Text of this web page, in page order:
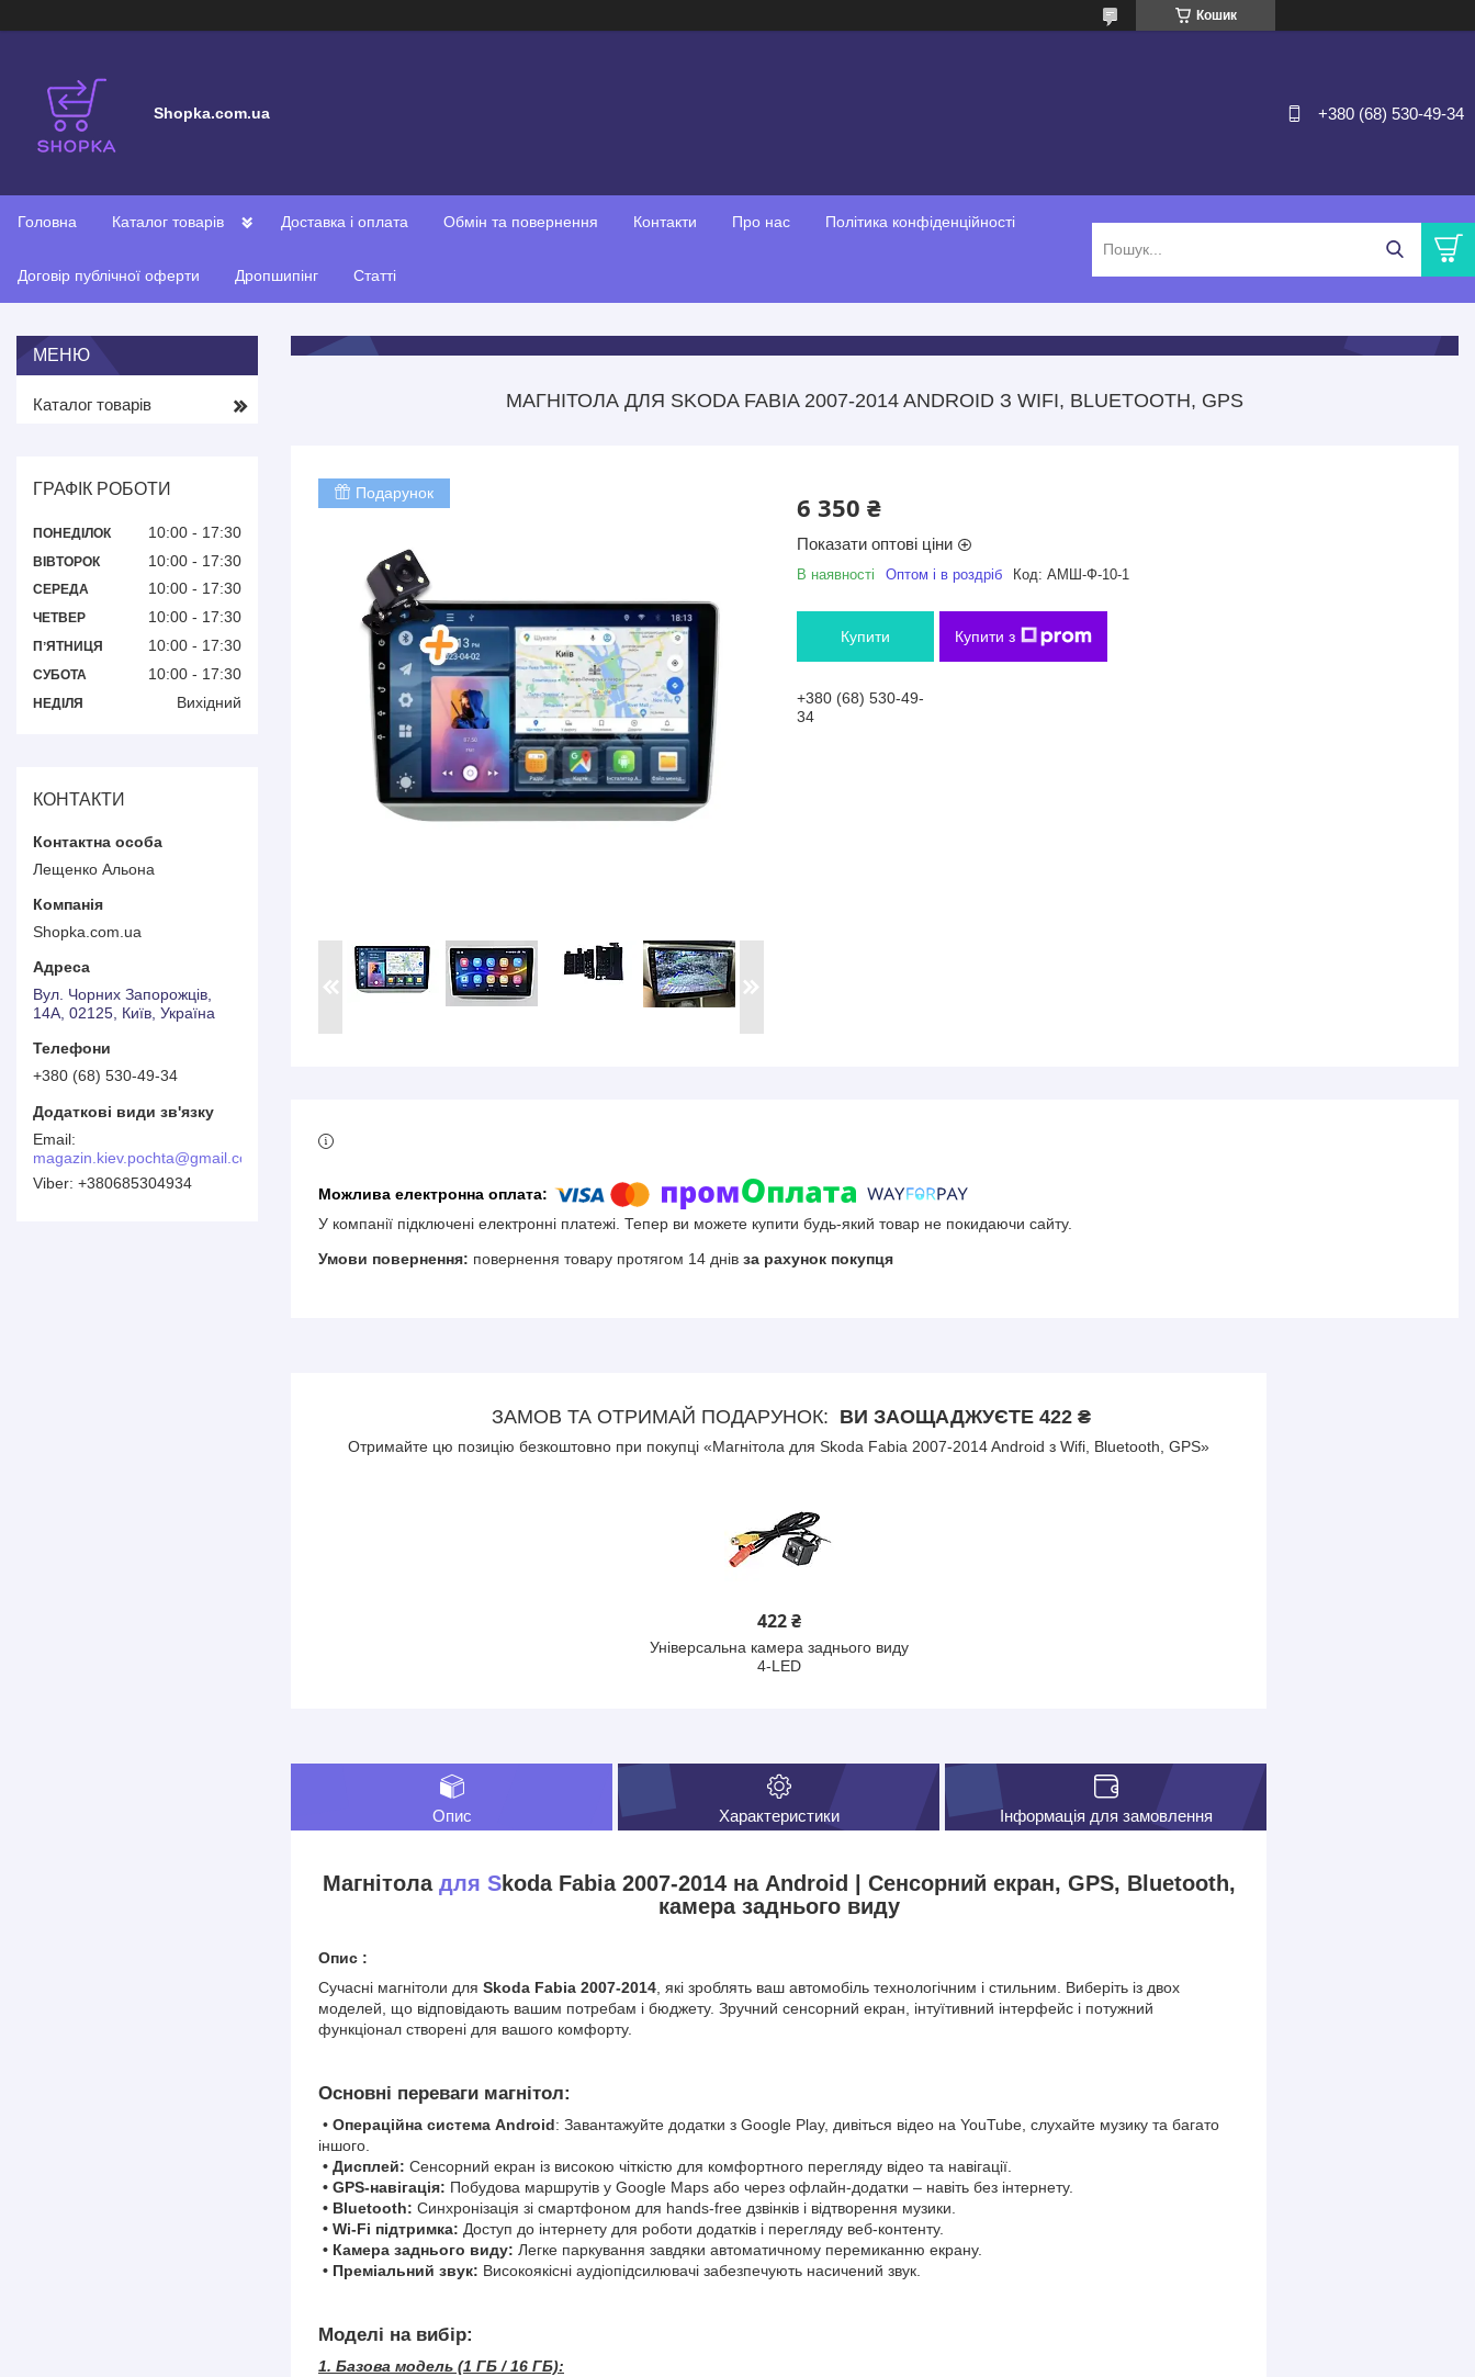
Кошик
Shopka.com.ua +380 (68) 530-49-34
Головна Каталог товарів Доставка і оплата Обмін та повернення Контакти Про нас Політика конфіденційності
Договір публічної оферти Дропшипінг Статті
МАГНІТОЛА ДЛЯ SKODA FABIA 2007-2014 ANDROID З WIFI, BLUETOOTH, GPS
Подарунок 6 350 ₴
Показати оптові ціни
В наявності Оптом і в роздріб Код: АМШ-Ф-10-1
Купити Купити з
+380 (68) 530-49-
34
У компанії підключені електронні платежі. Тепер ви можете купити будь-який товар не покидаючи сайту.
повернення товару протягом 14 днів за рахунок покупця
ЗАМОВ ТА ОТРИМАЙ ПОДАРУНОК ВИ ЗАОЩАДЖУЄТЕ 422 ₴
Отримайте цю позицію безкоштовно при покупці «Магнітола для Skoda Fabia 2007-2014 Android з Wifi, Bluetooth, GPS»
422 ₴
Універсальна камера заднього виду
4-LED
Опис Характеристики Інформація для замовлення
Магнітола для Skoda Fabia 2007-2014 на Android | Сенсорний екран, GPS, Bluetooth,
камера заднього виду
Опис :
Сучасні магнітоли для Skoda Fabia 2007-2014 , які зроблять ваш автомобіль технологічним і стильним. Виберіть із двох
моделей, що відповідають вашим потребам і бюджету. Зручний сенсорний екран, інтуїтивний інтерфейс і потужний
функціонал створені для вашого комфорту.
Основні переваги магнітол:
• Операційна система Android: Завантажуйте додатки з Google Play, дивіться відео на YouTube, слухайте музику та багато
іншого.
• Дисплей: Сенсорний екран із високою чіткістю для комфортного перегляду відео та навігації.
• GPS-навігація: Побудова маршрутів у Google Maps або через офлайн-додатки – навіть без інтернету.
• Bluetooth: Синхронізація зі смартфоном для hands-free дзвінків і відтворення музики.
• Wi-Fi підтримка: Доступ до інтернету для роботи додатків і перегляду веб-контенту.
• Камера заднього виду: Легке паркування завдяки автоматичному перемиканню екрану.
• Преміальний звук: Високоякісні аудіопідсилювачі забезпечують насичений звук.
Моделі на вибір:
1. Базова модель (1 ГБ / 16 ГБ):
Каталог товарів
ГРАФІК РОБОТИ
ПОНЕДІЛОК 10:00 17:30
ВІВТОРОК 10:00 17:30
СЕРЕДА 10:00 17:30
ЧЕТВЕР 10:00 17:30
ПʼЯТНИЦЯ 10:00 17:30
СУБОТА 10:00 17:30
НЕДІЛЯ Вихідний
КОНТАКТИ
Лещенко Альона
Shopka.com.ua
Вул. Чорних Запорожців,
14А, 02125, Київ, Україна
+380 (68) 530-49-34
magazin.kiev.pochta@gmail.com
+380685304934